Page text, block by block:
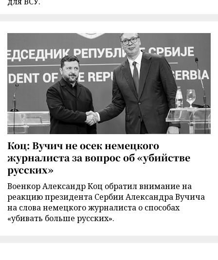
Коц: Вучич не осек немецкого
журналиста за вопрос об «убийстве
русских»
Военкор Александр Коц обратил внимание на
реакцию президента Сербии Александра Вучича
на слова немецкого журналиста о способах
«убивать больше русских».